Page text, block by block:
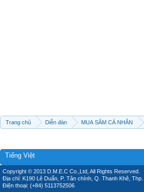
Trang chủ Diễn đàn MUA SẮM CÁ NHÂN
Tiếng Việt
Copyright © 2013 D.M.E.C Co.,Ltd, All Rights Reserved.
Địa chỉ: K190 Lê Duẩn, P. Tân chính, Q. Thanh Khê,
Điện thoại: (+84) 5113752506